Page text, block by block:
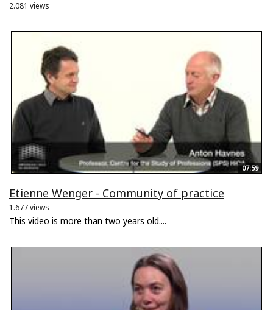
2.081 views
07:59
Etienne Wenger - Community of practice
1.677 views
This video is more than two years old....